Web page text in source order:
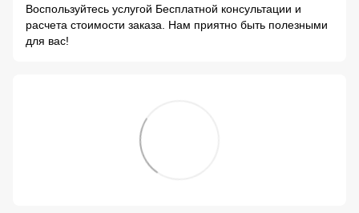
Воспользуйтесь услугой Бесплатной консультации и
расчета стоимости заказа. Нам приятно быть полезными
для вас!